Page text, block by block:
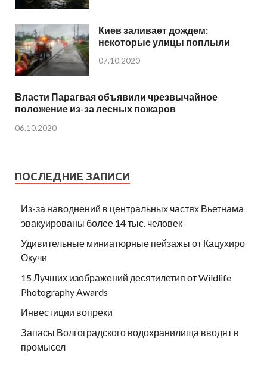
Киев заливает дождем:
некоторые улицы поплыли
07.10.2020
Власти Парагвая объявили чрезвычайное
положение из-за лесных пожаров
06.10.2020
ПОСЛЕДНИЕ ЗАПИСИ
Из-за наводнений в центральных частях Вьетнама
эвакуированы более 14 тыс. человек
Удивительные миниатюрные пейзажы от Кацухиро
Окучи
15 Лучших изображений десятилетия от Wildlife
Photography Awards
Инвестиции вопреки
Запасы Волгоградского водохранилища вводят в
промысел